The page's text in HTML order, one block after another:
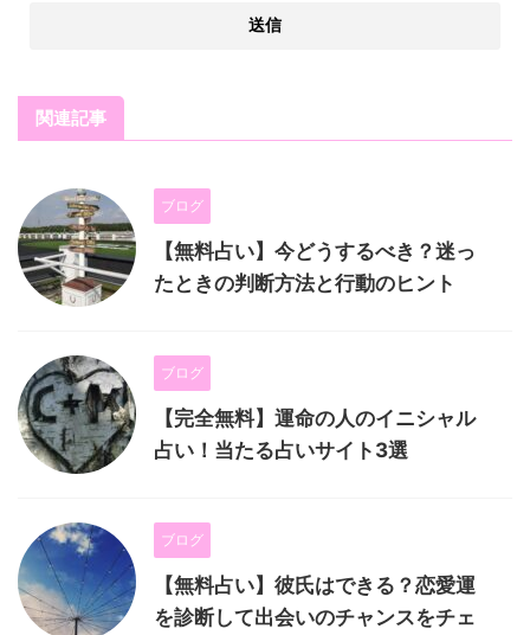
関連記事
ブログ
【無料占い】今どうするべき？迷っ
たときの判断方法と行動のヒント
ブログ
【完全無料】運命の人のイニシャル
占い！当たる占いサイト3選
ブログ
【無料占い】彼氏はできる？恋愛運
を診断して出会いのチャンスをチェ